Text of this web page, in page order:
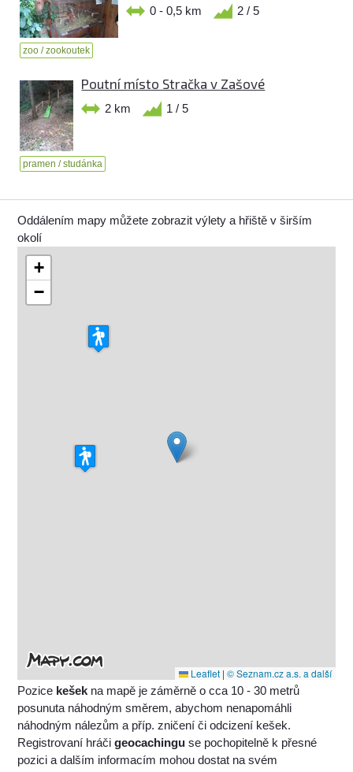
0 - 0,5 km 2 / 5
zoo / zookoutek
Poutní místo Stračka v Zašové
2 km 1 / 5
pramen / studánka
Oddálením mapy můžete zobrazit výlety a hřiště v širším
okolí
+
−
Leaflet | © Seznam.cz a.s. a další
Pozice kešek na mapě je záměrně o cca 10 - 30 metrů
posunuta náhodným směrem, abychom nenapomáhli
náhodným nálezům a příp. zničení či odcizení kešek.
Registrovaní hráčigeocachingu se pochopitelně k přesné
pozici a dalším informacím mohou dostat na svém